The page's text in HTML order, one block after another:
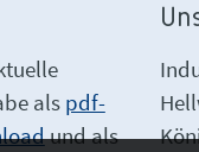
als pdf-
und als